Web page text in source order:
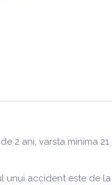
2 ani, varsta minima 21
unui accident este de la